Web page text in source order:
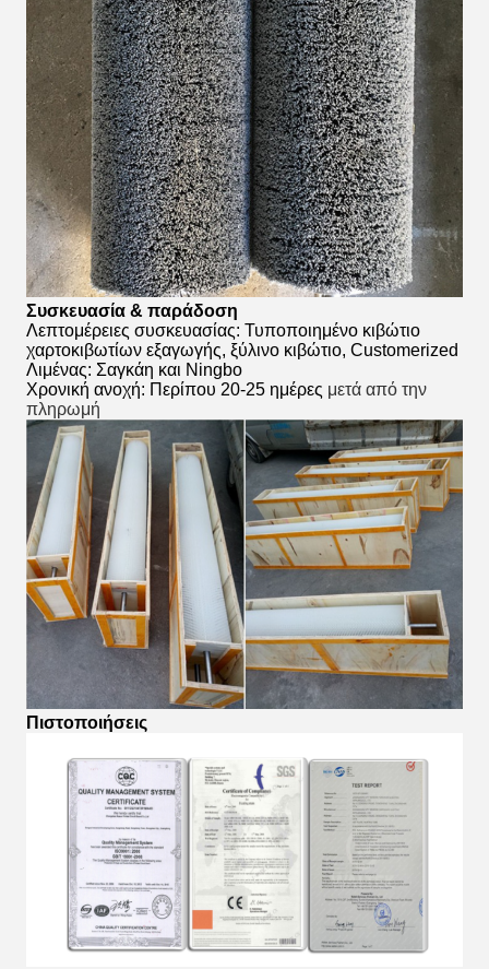
Συσκευασία & παράδοση
Λεπτομέρειες συσκευασίας: Τυποποιημένο κιβώτιο
χαρτοκιβωτίων εξαγωγής, ξύλινο κιβώτιο, Customerized
Λιμένας: Σαγκάη και Ningbo
Χρονική ανοχή: Περίπου 20-25 ημέρες μετά από την
πληρωμή
Πιστοποιήσεις